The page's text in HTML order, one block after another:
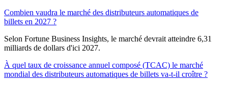
Combien vaudra le marché des distributeurs automatiques de
billets en 2027 ?
Selon Fortune Business Insights, le marché devrait atteindre 6,31
milliards de dollars d'ici 2027.
À quel taux de croissance annuel composé (TCAC) le marché
mondial des distributeurs automatiques de billets va-t-il croître ?